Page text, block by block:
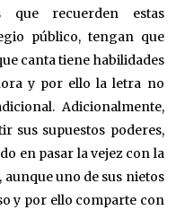
que recuerden estas
público, tengan que
canta tiene habilidades
y por ello la letra no
Adicionalmente,
sus supuestos poderes,
en pasar la vejez con la
uno de sus nietos
y por ello comparte con